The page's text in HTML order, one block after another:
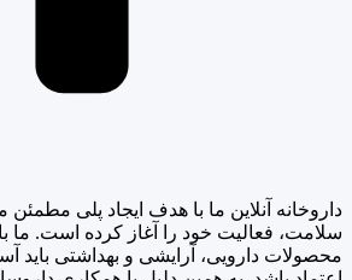
داروخانه آنلاین ما با هدف ایجاد پلی مطمئن
سلامت، فعالیت خود را آغاز کرده است. ما
محصولات دارویی، آرایشی و بهداشتی باید